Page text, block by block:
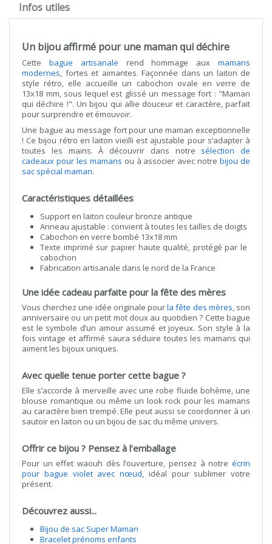
Infos utiles
Un bijou affirmé pour une maman qui déchire
Cette bague artisanale rend hommage auxmamans
modernes, fortes et aimantes. Façonnée dans un laiton de
style rétro, elle accueille un cabochon ovale en verre de
13x18 mm, sous lequel est glissé un message fort : "Maman
qui déchire !". Un bijou qui allie douceur et caractère, parfait
pour surprendre et émouvoir.
Une bague au message fort pour une maman exceptionnelle
! Ce bijou rétro en laiton vieilli est ajustable pour s’adapter à
toutes les mains. À découvrir dans notre sélection de
cadeaux pour les mamans ou à associer avec notrebijou de
sac spécial maman.
Caractéristiques détaillées
Support en laiton couleur bronze antique
Anneau ajustable : convient à toutes les tailles de doigts
Cabochon en verre bombé 13x18 mm
Texte imprimé sur papier haute qualité, protégé par le
cabochon
Fabrication artisanale dans le nord de la France
Une idée cadeau parfaite pour la fête des mères
Vous cherchez une idée originale pourla fête des mères, son
anniversaire ou un petit mot doux au quotidien ? Cette bague
est le symbole d’un amour assumé et joyeux. Son style à la
fois vintage et affirmé saura séduire toutes les mamans qui
aiment les bijoux uniques.
Avec quelle tenue porter cette bague ?
Elle s’accorde à merveille avec une robe fluide bohème, une
blouse romantique ou même un look rock pour les mamans
au caractère bien trempé. Elle peut aussi se coordonner à un
sautoir en laiton ou un bijou de sac du même univers.
Offrir ce bijou ? Pensez à l’emballage
Pour un effet waouh dès l’ouverture, pensez à notre écrin
pour bague violet avec nœud, idéal pour sublimer votre
présent.
Découvrez aussi...
Bijou de sac Super Maman
Bracelet prénoms enfants